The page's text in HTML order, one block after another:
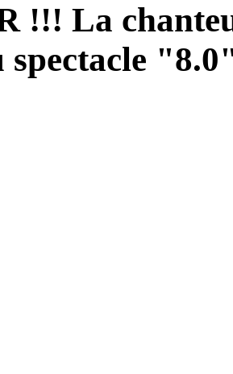
!!! La
spectacle